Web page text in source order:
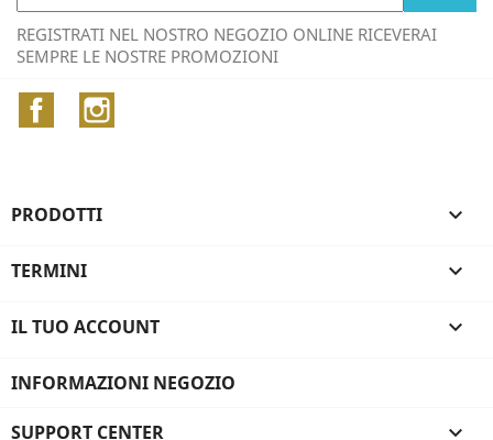
REGISTRATI NEL NOSTRO NEGOZIO ONLINE RICEVERAI
SEMPRE LE NOSTRE PROMOZIONI
Facebook
PRODOTTI 
TERMINI 
IL TUO ACCOUNT 
INFORMAZIONI NEGOZIO
SUPPORT CENTER 